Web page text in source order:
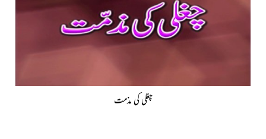
چغلی کی مذمت